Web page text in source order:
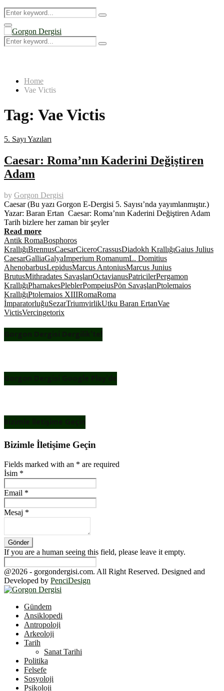
Search
for:
Search
Primary
Menu
Search
for:
Search
Home
Vae Victis
Tag: Vae Victis
5. Sayı Yazıları
Caesar: Roma’nın Kaderini Değiştiren
Adam
by Gorgon Dergisi
Caesar (Bu yazı Gorgon E-Dergisi 5. Sayısı’nda yayımlanmıştır.)
Yazar: Baran Ertan Caesar: Roma’nın Kaderini Değiştiren Adam
Tarih bizlere her zaman bir şeyler
Read more
Antik RomaBosphoros
KrallığıBrennusCaesarCiceroCrassusDiadokh KrallığıGaius Julius
CaesarGalliaGalyaImperium RomanumL. Domitius
AhenobarbusLepidusMarcus AntoniusMarcus Junius
BrutusMithradates SavaşlarıOctavianusPatricilerPergamon
KrallığıPharnakesPleblerPompeiusPön SavaşlarıPtolemaios
KrallığıPtolemaios XIIIRomaRoma
İmparatorluğuSezarTriumvirlikUtku Baran ErtanVae
VictisVercingetorix
Gorgon Dergisi Dergilik’te!
Gorgon Dergisi Google Play’de
Bizimle İletişime Geçin
Bizimle İletişime Geçin
Fields marked with an * are required
İsim *
Email *
Mesaj *
If you are a human seeing this field, please leave it empty.
@2026 - gorgondergisi.com. All Right Reserved. Designed and
Developed by PenciDesign
Gündem
Ansiklopedi
Antropoloji
Arkeoloji
Tarih
Sanat Tarihi
Politika
Felsefe
Sosyoloji
Psikoloji